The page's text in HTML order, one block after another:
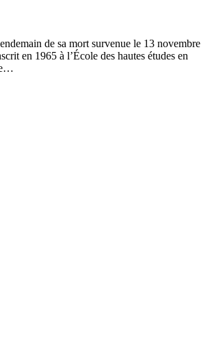
de sa mort survenue le 13 novembre
en 1965 à l’École des hautes études en